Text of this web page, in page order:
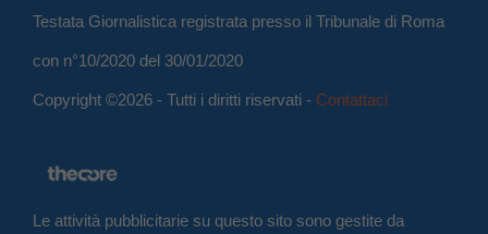
Testata Giornalistica registrata presso il Tribunale di Roma
con n°10/2020 del 30/01/2020
Copyright ©2026 - Tutti i diritti riservati - Contattaci
Le attività pubblicitarie su questo sito sono gestite da